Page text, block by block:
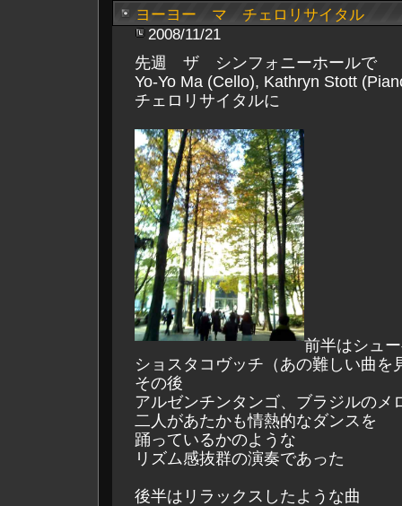
ヨーヨー マ チェロリサイタル
2008/11/21
先週 ザ シンフォニーホールで
Yo-Yo Ma (Cello), Kathryn Stott
チェロリサイタルに
前半はシュ
ショスタコヴッチ（あの難しい曲を
その後
アルゼンチンタンゴ、ブラジルのメ
二人があたかも情熱的なダンスを
踊っているかのような
リズム感抜群の演奏であった
後半はリラックスしたような曲